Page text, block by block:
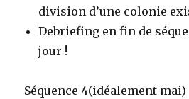
division d’une colonie
Debriefing en fin de
jour !
Séquence 4(idéalement mai)